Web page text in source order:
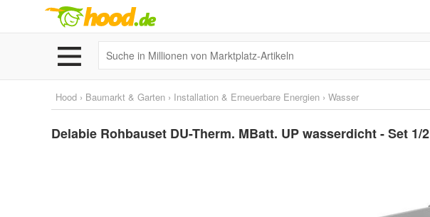
Hood › Baumarkt & Garten › Installation & Erneuerbare Energien › Wasser
Delabie Rohbauset DU-Therm. MBatt. UP wasserdicht - Set 1/2